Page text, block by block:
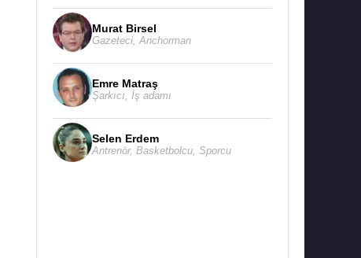
Murat Birsel
Gazeteci, Anchorman
Emre Matraş
Şarkıcı İş adamı
Selen Erdem
Antrenör, Basketbolcu, Sporcu